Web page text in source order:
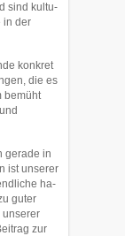
sind kultu­
in der
konkret
die es
bemüht
gerade in
ist unserer
ha­
guter
unserer
zur